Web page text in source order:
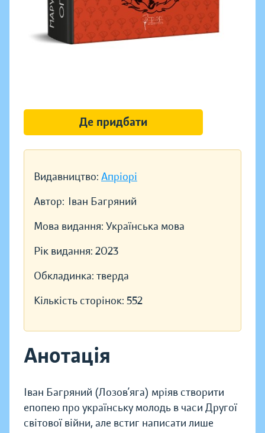
Видавництво: Апріорі
Автор: Іван Багряний
Мова видання: Українська мова
Рік видання: 2023
Обкладинка: тверда
Кількість сторінок: 552
Анотація
Іван Багряний (Лозов’яга) мріяв створити
епопею про українську молодь в часи Другої
світової війни, але встиг написати лише
Де придбати